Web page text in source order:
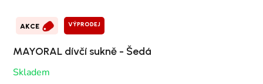
AKCE VÝPRODEJ
MAYORAL dívčí sukně - Šedá
Skladem